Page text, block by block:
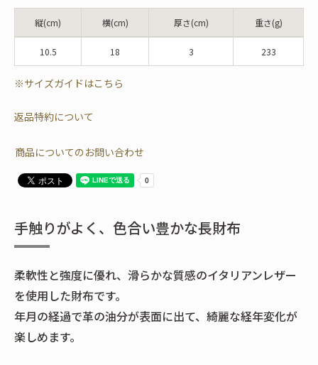
縦(cm) 横(cm) 厚さ(cm) 重さ(g)
10.5 18 3 233
※サイズガイドはこちら
返品特約について
商品についてのお問い合わせ
手触りがよく、色合い豊かな長財布
柔軟性と強度に優れ、滑らかな質感のイタリアンレザー
を使用した財布です。
年月の経過で革の油分が表面に出て、綺麗な経年変化が
楽しめます。